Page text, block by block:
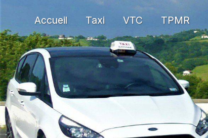
Accueil Taxi VTC TPMR
Panneau de gestion des cookies